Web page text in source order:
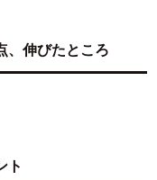
、伸びたところ
ト